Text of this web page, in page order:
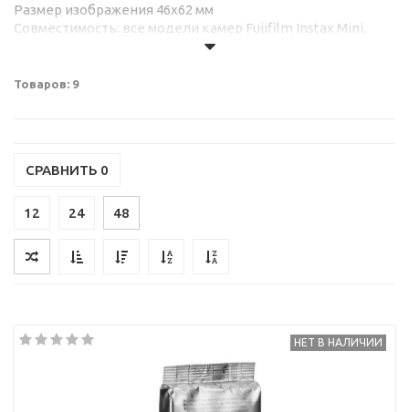
Размер изображения 46x62 мм
Совместимость: все модели камер Fujifilm Instax Mini,
Leica Sofort и принтеры Fujifilm Instax SP-2/ LINK
Размер изображения 62х62 мм
Товаров: 9
СРАВНИТЬ 0
12 24 48
НЕТ В НАЛИЧИИ